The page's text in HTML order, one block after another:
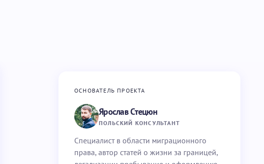
ОСНОВАТЕЛЬ ПРОЕКТА
Ярослав Стецюн
ПОЛЬСКИЙ КОНСУЛЬТАНТ
Специалист в области миграционного
права, автор статей о жизни за границей,